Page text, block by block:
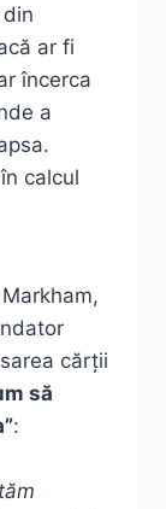
ar fi
încerca
a
calcul
cărții
să
: